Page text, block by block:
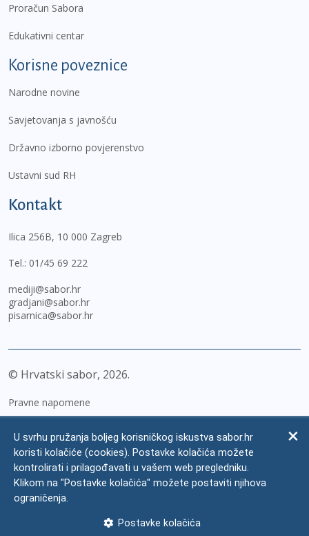
Proračun Sabora
Edukativni centar
Korisne poveznice
Narodne novine
Savjetovanja s javnošću
Državno izborno povjerenstvo
Ustavni sud RH
Kontakt
Ilica 256B, 10 000 Zagreb
Tel.: 01/45 69 222
mediji@sabor.hr
gradjani@sabor.hr
pisarnica@sabor.hr
© Hrvatski sabor, 2026
Pravne napomene
Zaštita osobnih podataka
Impressum
Česta pitanja
U svrhu pružanja boljeg korisničkog iskustva sabor.hr
koristi kolačiće (cookies). Postavke kolačića možete
kontrolirati i prilagođavati u vašem web pregledniku.
Klikom na "Postavke kolačića" možete postaviti njihova
ograničenja.
Postavke kolačića